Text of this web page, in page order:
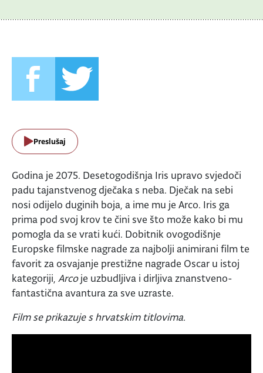
Preslušaj
Godina je 2075. Desetogodišnja Iris upravo svjedoči
padu tajanstvenog dječaka s neba. Dječak na sebi
nosi odijelo duginih boja, a ime mu je Arco. Iris ga
prima pod svoj krov te čini sve što može kako bi mu
pomogla da se vrati kući. Dobitnik ovogodišnje
Europske filmske nagrade za najbolji animirani film te
favorit za osvajanje prestižne nagrade Oscar u istoj
kategoriji, Arcoje uzbudljiva i dirljiva znanstveno-
fantastična avantura za sve uzraste.
Film se prikazuje s hrvatskim titlovima.